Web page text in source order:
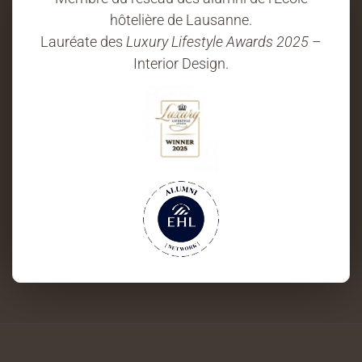
hôtelière de Lausanne.
Lauréate des Luxury Lifestyle Awards 2025 –
Interior Design.